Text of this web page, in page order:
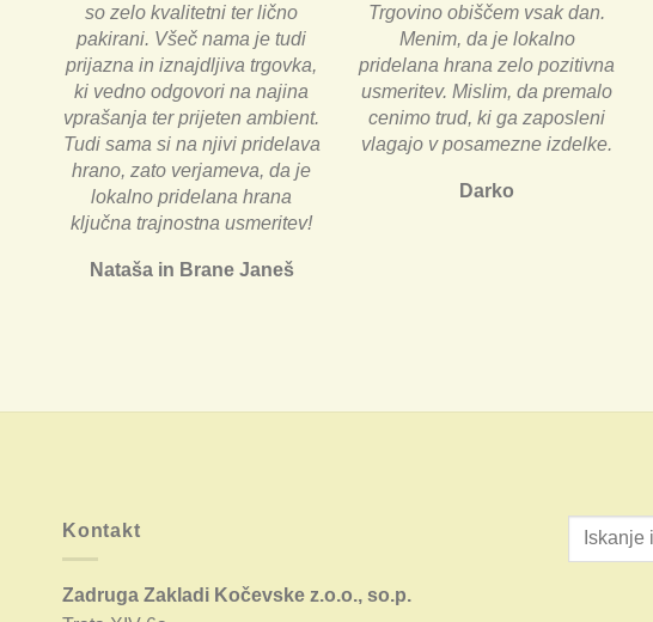
so zelo kvalitetni ter lično
pakirani. Všeč nama je tudi
prijazna in iznajdljiva trgovka,
ki vedno odgovori na najina
vprašanja ter prijeten ambient.
Tudi sama si na njivi pridelava
hrano, zato verjameva, da je
lokalno pridelana hrana
ključna trajnostna usmeritev!
Nataša in Brane Janeš
Trgovino obiščem vsak dan.
Menim, da je lokalno
pridelana hrana zelo pozitivna
usmeritev. Mislim, da premalo
cenimo trud, ki ga zaposleni
vlagajo v posamezne izdelke.
Darko
Kontakt
Zadruga Zakladi Kočevske z.o.o., so.p.